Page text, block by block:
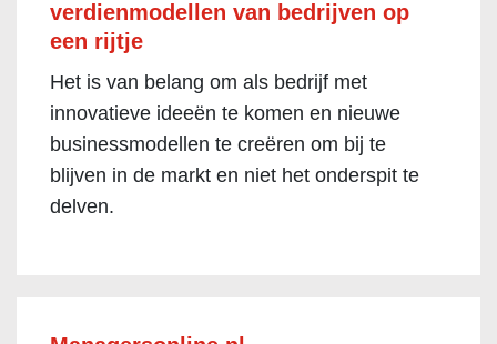
verdienmodellen van bedrijven op
een rijtje
Het is van belang om als bedrijf met
innovatieve ideeën te komen en nieuwe
businessmodellen te creëren om bij te
blijven in de markt en niet het onderspit te
delven.